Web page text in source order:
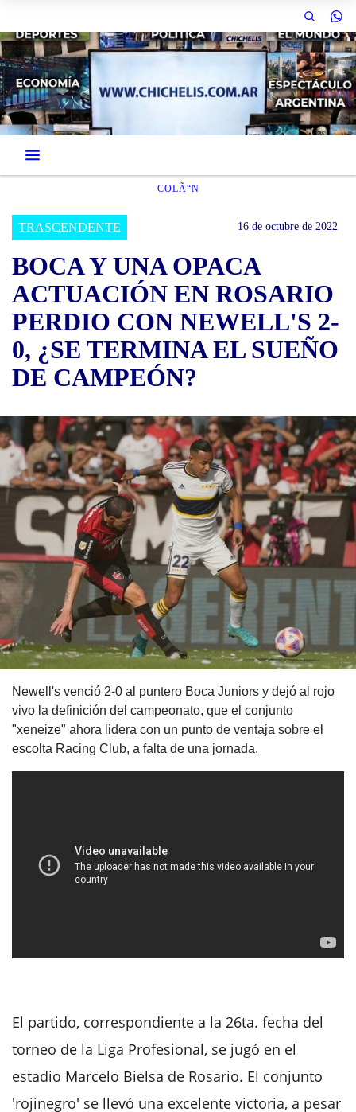
COLÃ“N
TRASCENDENTE 16 de octubre de 2022
BOCA Y UNA OPACA
ACTUACIÓN EN ROSARIO
PERDIO CON NEWELL'S 2-
0, ¿SE TERMINA EL SUEÑO
DE CAMPEÓN?
Newell's venció 2-0 al puntero Boca Juniors y dejó al rojo
vivo la definición del campeonato, que el conjunto
"xeneize" ahora lidera con un punto de ventaja sobre el
escolta Racing Club, a falta de una jornada.
El partido, correspondiente a la 26ta. fecha del
torneo de la Liga Profesional, se jugó en el
estadio Marcelo Bielsa de Rosario. El conjunto
'rojinegro' se llevó una excelente victoria, a pesar